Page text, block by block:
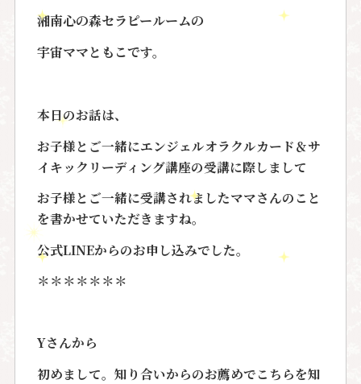
湘南心の森セラピールームの
宇宙ママともこです。
本日のお話は、
お子様とご一緒にエンジェルオラクルカード＆サ
イキックリーディング講座の受講に際しまして
お子様とご一緒に受講されましたママさんのこと
を書かせていただきますね。
公式LINEからのお申し込みでした。
＊＊＊＊＊＊＊
Yさんから
初めまして。知り合いからのお薦めでこちらを知